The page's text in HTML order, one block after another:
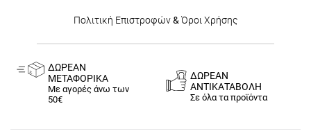
Πολιτική Επιστροφών& Όροι Χρήσης
ΔΩΡΕΑΝ
ΜΕΤΑΦΟΡΙΚΑ
Με αγορές άνω των
50€
ΔΩΡΕΑΝ
ΑΝΤΙΚΑΤΑΒΟΛΗ
Σε όλα τα προϊόντα